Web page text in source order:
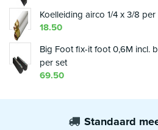
Koelleiding airco 1/4 x 3/8
18.50
Big Foot fix-it foot 0,6M incl.
per set
69.50
Standaard